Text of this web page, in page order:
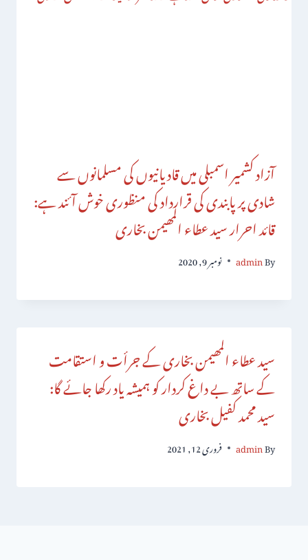
آزاد کشمیر اسمبلی میں قادیانیوں کی مسلمانوں سے
شادی پر پابندی کی قرارداد کی منظوری خوش آئند ہے:
قائد احرار سید عطاء المھیمن بخاری
By
admin نومبر 9, 2020
سید عطاء المھیمن بخاری کے جرأت و استقامت
کے ساتھ بے داغ کردار کو ہمیشہ یاد رکھا جائے گا:
سید محمد کفیل بخاری
By
admin فروری 12, 2021